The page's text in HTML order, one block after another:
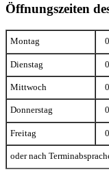
Öffnungszeiten
Montag
Dienstag
Mittwoch
Donnerstag
Freitag
oder nach